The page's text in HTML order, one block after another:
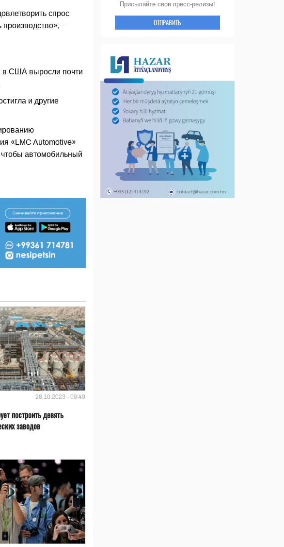
спрос
производство», -
в США выросли почти
и другие
«LMC Automotive»
чтобы автомобильный
28.10.2023 - 09:49
построить девять
заводов
Присылайте свои пресс-релизы!
ОТПРАВИТЬ